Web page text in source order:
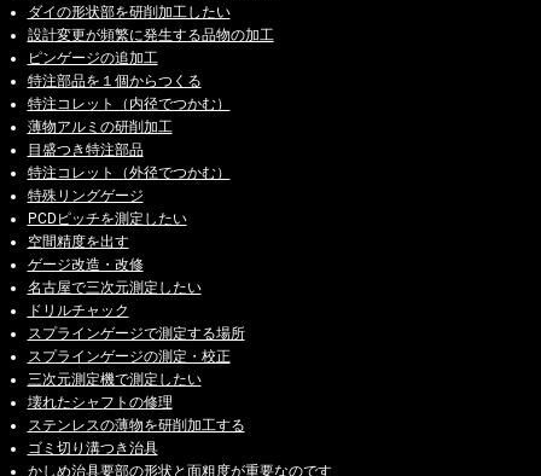
ダイの形状部を研削加工したい
設計変更が頻繁に発生する品物の加工
ピンゲージの追加工
特注部品を１個からつくる
特注コレット（内径でつかむ）
薄物アルミの研削加工
目盛つき特注部品
特注コレット（外径でつかむ）
特殊リングゲージ
PCDピッチを測定したい
空間精度を出す
ゲージ改造・改修
名古屋で三次元測定したい
ドリルチャック
スプラインゲージで測定する場所
スプラインゲージの測定・校正
三次元測定機で測定したい
壊れたシャフトの修理
ステンレスの薄物を研削加工する
ゴミ切り溝つき治具
かしめ治具要部の形状と面粗度が重要なのです